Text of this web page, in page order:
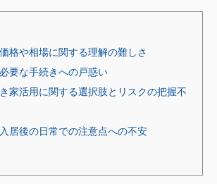
格や相場に関する理解の難しさ
要な手続きへの戸惑い
家活用に関する選択肢とリスクの把握不
居後の日常での注意点への不安